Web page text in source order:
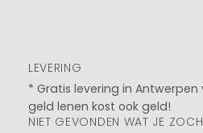
LEVERING
* Gratis levering in
geld lenen kost ook geld!
NIET GEVONDEN WAT JE